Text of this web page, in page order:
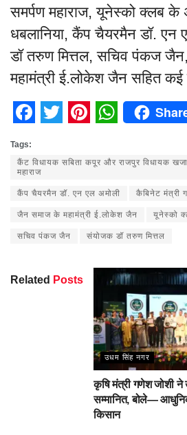
समर्पण महाराज, यूनेस्को क्लब के
धबलानिया, कैंप चैयरमैन डॉ. एन
डॉ तरुण मित्तल, सचिव पंकज
महामंत्री ई.लोकेश जैन सहित कई
Facebook
Tags:
कैंट विधायक सबिता कपूर और राजपुर विधायक
महाराज
कैंप चैयरमैन डॉ. एन एल अमोली कैबिनेट मंत्री
जैन समाज के महामंत्री ई.लोकेश जैन यूनेस्को
सचिव पंकज जैन संयोजक डॉ तरुण मित्तल
Related Posts
उधम सिंह नगर
कृषि मंत्री गणेश जोशी ने
सम्मानित, बोले—
किसान